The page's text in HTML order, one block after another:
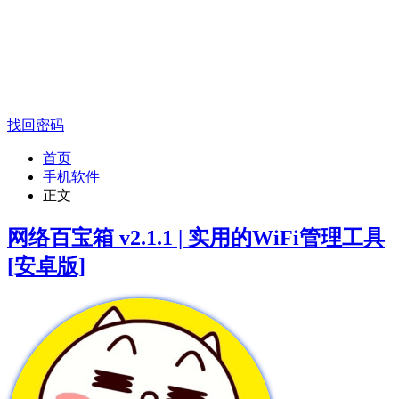
找回密码
首页
手机软件
正文
网络百宝箱 v2.1.1 | 实用的WiFi管理工具
[安卓版]